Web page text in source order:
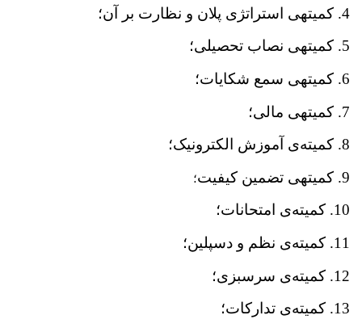
4. کمیته‏ی استراتژی پلان و نظارت بر آن؛
5. کمیته‏ی نصاب تحصیلی؛
6. کمیته‏ی سمع شکایات؛
7. کمیته‏ی مالی؛
8. کمیته
ی آموزش الکترونیک؛
9. کمیته‏ی تضمین کیفیت
؛
10. کمیته
ی امتحانات؛
11. کمیته
ی نظم و دسپلین؛
12. کمیته
ی سرسبزی؛
13. کمیته
ی تدارکات؛